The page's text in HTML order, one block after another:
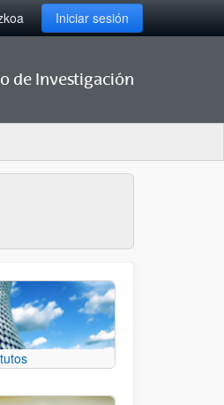
Iniciar sesión
de Investigación